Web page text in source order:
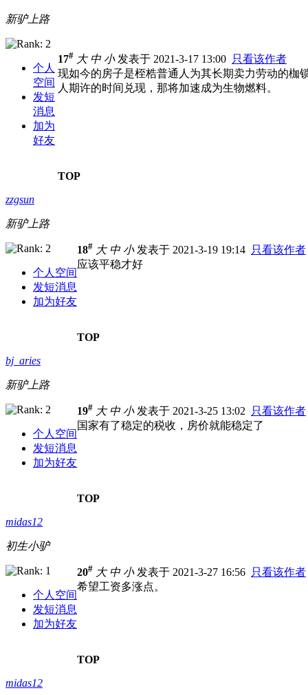
新驴上路
个人
空间
发短
消息
加为
好友
17# 大 中 小发表于 2021-3-17 13:00 只看该作者
现如今的房子是桎梏普通人为其长期卖力劳动的枷
人期许的时间兑现，那将加速成为生物燃料。
TOP
zzgsun
新驴上路
个人空间
发短消息
加为好友
18# 大 中 小发表于 2021-3-19 19:14 只看该作者
应该平稳才好
TOP
bj_aries
新驴上路
个人空间
发短消息
加为好友
19# 大 中 小发表于 2021-3-25 13:02
只看该作者
国家有了稳定的税收，房价就能稳定了
TOP
midas12
初生小驴
个人空间
发短消息
加为好友
20# 大 中 小发表于 2021-3-27 16:56 只看该作者
希望工资多涨点。
TOP
midas12